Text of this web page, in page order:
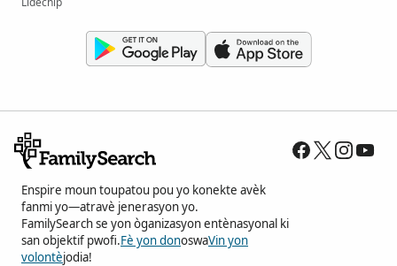
Enspire moun toupatou pou yo konekte avèk
fanmi yo—atravè jenerasyon yo.
FamilySearch se yon òganizasyon entènasyonal ki
san objektif pwofi.Fè yon donoswaVin yon
volontèjodia!